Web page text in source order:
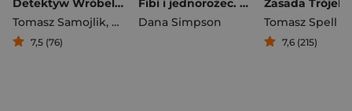
Detektyw Wróbel i złamane pióro
Tomasz Samojlik, Adam Wajrak
7,5 (76)
Fibi i jednorożec. Tom 1
Dana Simpson
Zasada Trójek
Tomasz Spell
7,6 (215)